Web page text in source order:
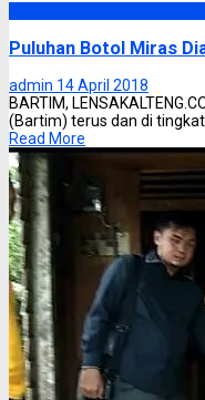
Puluhan Botol Miras
admin 14 April 2018
BARTIM,
(Bartim) terus dan di
Read More